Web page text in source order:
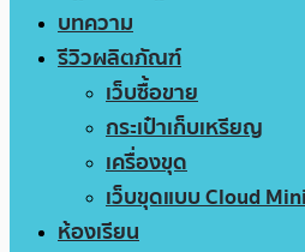
บทความ
รีวิวผลิตภัณฑ์
เว็บซื้อขาย
กระเป๋าเก็บเหรียญ
เครื่องขุด
เว็บขุดแบบ Cloud
ห้องเรียน